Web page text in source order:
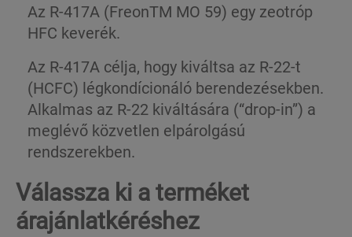
Az R-417A (FreonTM MO 59) egy zeotróp
HFC keverék.
Az R-417A célja, hogy kiváltsa az R-22-t
(HCFC) légkondícionáló berendezésekben.
Alkalmas az R-22 kiváltására (“drop-in”) a
meglévő közvetlen elpárolgású
rendszerekben.
Válassza ki a terméket
árajánlatkéréshez